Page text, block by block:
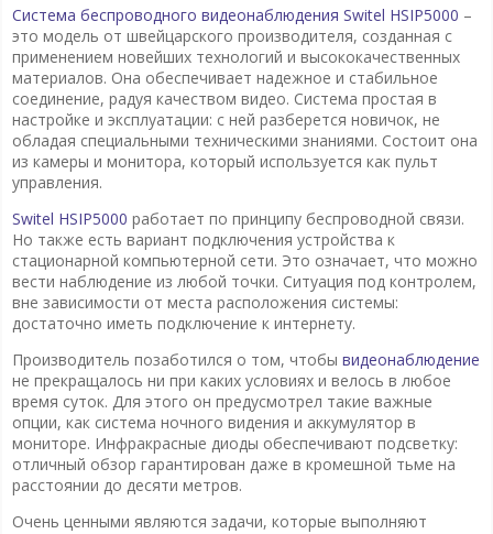
Система беспроводного видеонаблюдения Switel HSIP5000 –
это модель от швейцарского производителя, созданная с
применением новейших технологий и высококачественных
материалов. Она обеспечивает надежное и стабильное
соединение, радуя качеством видео. Система простая в
настройке и эксплуатации: с ней разберется новичок, не
обладая специальными техническими знаниями. Состоит она
из камеры и монитора, который используется как пульт
управления.
Switel HSIP5000 работает по принципу беспроводной связи.
Но также есть вариант подключения устройства к
стационарной компьютерной сети. Это означает, что можно
вести наблюдение из любой точки. Ситуация под контролем,
вне зависимости от места расположения системы:
достаточно иметь подключение к интернету.
Производитель позаботился о том, чтобы видеонаблюдение
не прекращалось ни при каких условиях и велось в любое
время суток. Для этого он предусмотрел такие важные
опции, как система ночного видения и аккумулятор в
мониторе. Инфракрасные диоды обеспечивают подсветку:
отличный обзор гарантирован даже в кромешной тьме на
расстоянии до десяти метров.
Очень ценными являются задачи, которые выполняют